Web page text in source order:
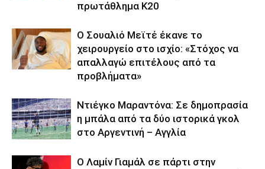
πρωτάθλημα Κ20
Ο Σουαλιό Μεϊτέ έκανε το
χειρουργείο στο ισχίο: «Στόχος να
απαλλαγώ επιτέλους από τα
προβλήματα»
Ντιέγκο Μαραντόνα: Σε δημοπρασία
η μπάλα από τα δύο ιστορικά γκολ
στο Αργεντινή – Αγγλία
Ο Λαμίν Γιαμάλ σε πάρτι στην